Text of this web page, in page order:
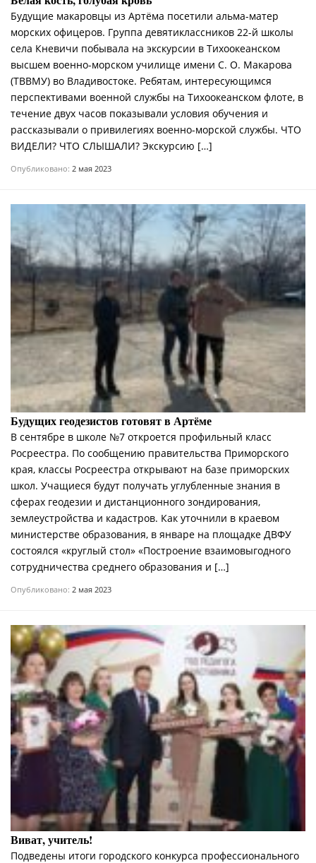
Будущие макаровцы из Артёма посетили альма-матер
морских офицеров. Группа девятиклассников 22-й школы
села Кневичи побывала на экскурсии в Тихоокеанском
высшем военно-морском училище имени С. О. Макарова
(ТВВМУ) во Владивостоке. Ребятам, интересующимся
перспективами военной службы на Тихоокеанском флоте, в
течение двух часов показывали условия обучения и
рассказывали о привилегиях военно-морской службы. ЧТО
ВИДЕЛИ? ЧТО СЛЫШАЛИ? Экскурсию […]
Опубликовано: 2 мая 2023
Будущих геодезистов готовят в Артёме
В сентябре в школе №7 откроется профильный класс
Росреестра. По сообщению правительства Приморского
края, классы Росреестра открывают на базе приморских
школ. Учащиеся будут получать углубленные знания в
сферах геодезии и дистанционного зондирования,
землеустройства и кадастров. Как уточнили в краевом
министерстве образования, в январе на площадке ДВФУ
состоялся «круглый стол» «Построение взаимовыгодного
сотрудничества среднего образования и […]
Опубликовано: 2 мая 2023
Виват, учитель!
Подведены итоги городского конкурса профессионального